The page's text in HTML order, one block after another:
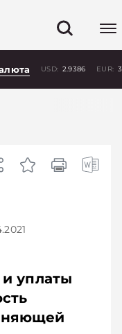
USD: 2.9386 EUR:
уплаты